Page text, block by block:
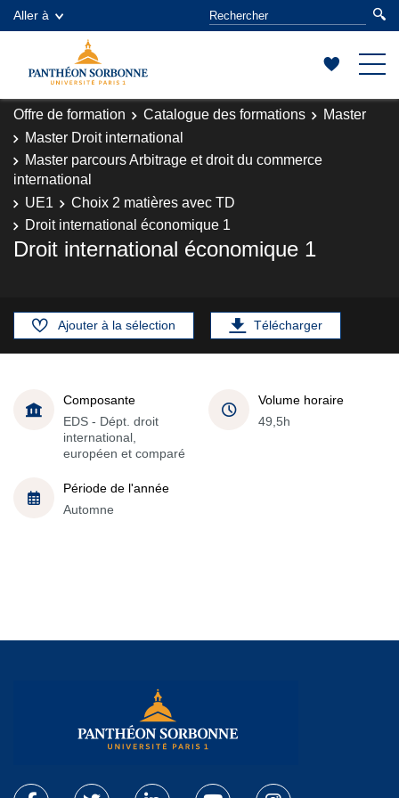
Aller à
Offre de formation Catalogue des formations
Master
Master Droit international
Master parcours Arbitrage et droit du commerce
international
UE1
Choix 2 matières avec TD
Droit international économique 1
Droit international économique 1
Ajouter à la sélection Télécharger
Composante
EDS - Dépt. droit
international,
européen et comparé
Volume horaire
49,5h
Période de l'année
Automne